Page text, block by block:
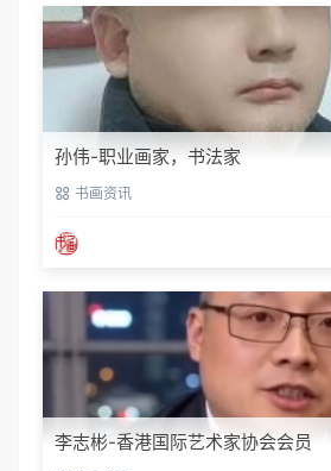
孙伟-职业画家，书法家
书画资讯
李志彬-香港国际艺术家协会会员